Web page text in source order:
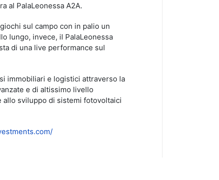
al PalaLeonessa A2A.
sul campo con in palio un
lungo, invece, il PalaLeonessa
di una live performance sul
immobiliari e logistici attraverso la
e di altissimo livello
sviluppo di sistemi fotovoltaici